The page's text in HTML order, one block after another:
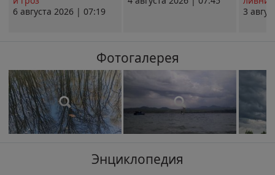
6 августа 2026 | 07:19
3
Фотогалерея
Энциклопедия